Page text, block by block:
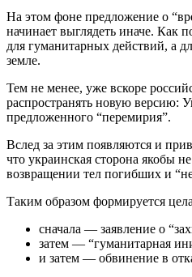
На этом фоне предложение о
начинает выглядеть иначе. Как
для гуманитарных действий, а
земле.
Тем не менее, уже вскоре
распространять новую версию:
предложенного “перемирия”.
Вслед за этим появляются и
что украинская сторона якобы
возвращении тел погибших и
Таким образом формируется
сначала — заявление о
затем — “гуманитарная
и затем — обвинение в